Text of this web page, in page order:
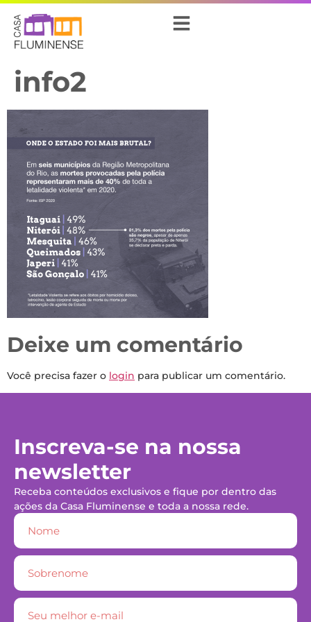
info2
Deixe um comentário
Você precisa fazer o login para publicar um comentário.
Inscreva-se na nossa
newsletter
Receba conteúdos exclusivos e fique por dentro das
ações da Casa Fluminense e toda a nossa rede.